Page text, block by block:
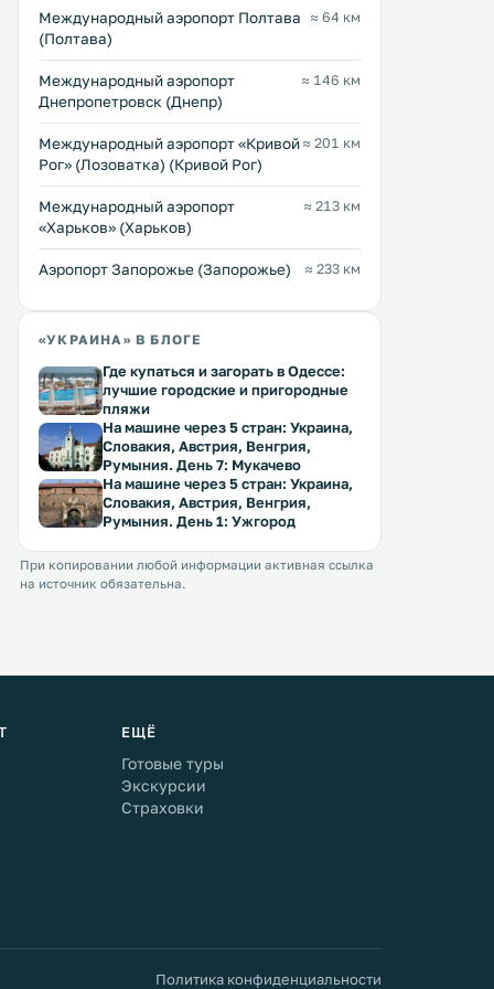
Международный аэропорт Полтава
(Полтава)
≈ 64 км
Международный аэропорт
Днепропетровск (Днепр)
≈ 146 км
Международный аэропорт «Кривой
Рог» (Лозоватка) (Кривой Рог)
≈ 201 км
Международный аэропорт
«Харьков» (Харьков)
≈ 213 км
Аэропорт Запорожье (Запорожье) ≈ 233 км
«УКРАИНА» В БЛОГЕ
Где купаться и загорать в Одессе:
лучшие городские и пригородные
пляжи
На машине через 5 стран: Украина,
Словакия, Австрия, Венгрия,
Румыния. День 7: Мукачево
На машине через 5 стран: Украина,
Словакия, Австрия, Венгрия,
Румыния. День 1: Ужгород
При копировании любой информации активная ссылка
на источник обязательна.
ЕЩЁ
Готовые туры
Экскурсии
Страховки
Политика конфиденциальности